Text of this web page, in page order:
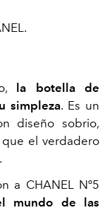
la botella de
simpleza. Es un
diseño sobrio,
el verdadero
a CHANEL Nº5
mundo de las